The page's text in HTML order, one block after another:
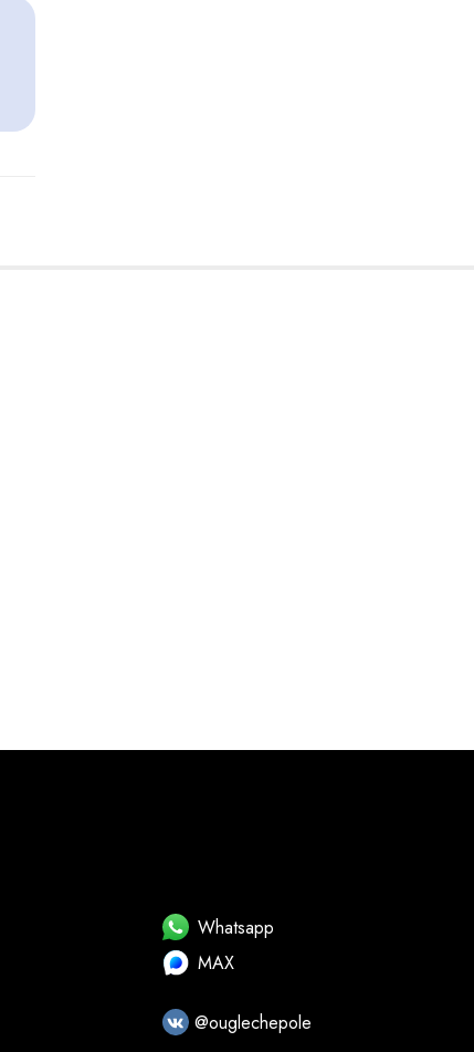
Whatsapp
MAX
@ouglechepole